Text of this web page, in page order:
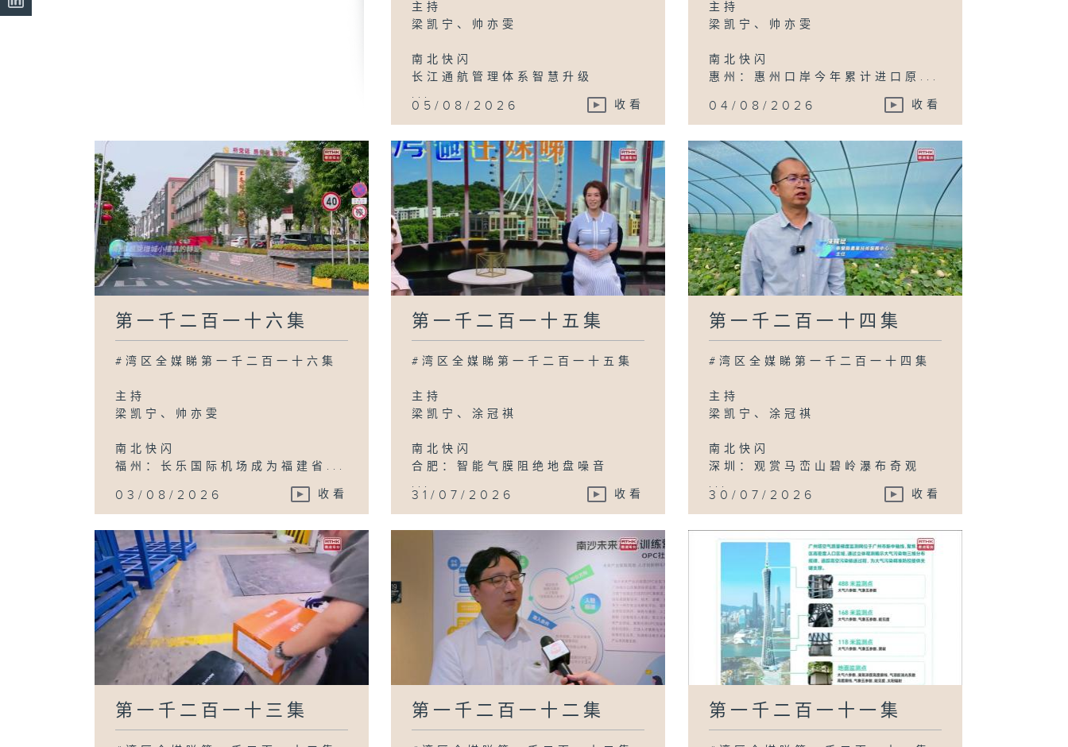
主持
梁凯宁、帅亦雯
南北快闪
长江通航管理体系智慧升级
...
05/08/2026 收看
主持
梁凯宁、帅亦雯
南北快闪
惠州：惠州口岸今年累计进口原...
04/08/2026 收看
第一千二百一十六集
#湾区全媒睇第一千二百一十六集
主持
梁凯宁、帅亦雯
南北快闪
福州：长乐国际机场成为福建省...
03/08/2026 收看
第一千二百一十五集
#湾区全媒睇第一千二百一十五集
主持
梁凯宁、涂冠祺
南北快闪
合肥：智能气膜阻绝地盘噪音
...
31/07/2026 收看
第一千二百一十四集
#湾区全媒睇第一千二百一十四集
主持
梁凯宁、涂冠祺
南北快闪
深圳：观赏马峦山碧岭瀑布奇观
...
30/07/2026 收看
第一千二百一十三集 第一千二百一十二集 第一千二百一十一集